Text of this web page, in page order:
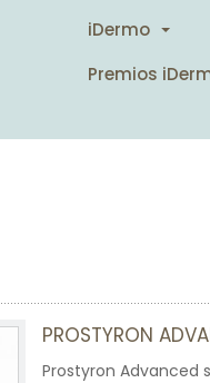
iDermo
Premios
PROSTYRON
Prostyron Advanced